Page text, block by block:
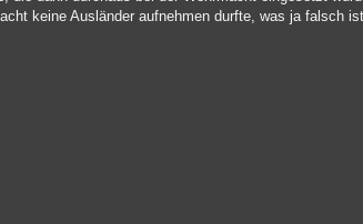
keine Ausländer aufnehmen durfte, was ja falsch